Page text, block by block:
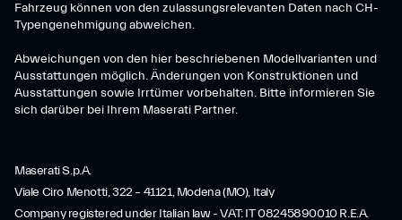
Fahrzeug können von den zulassungsrelevanten Daten nach CH-
Typengenehmigung abweichen.
Abweichungen von den hier beschriebenen Modellvarianten und
Ausstattungen möglich. Änderungen von Konstruktionen und
Ausstattungen sowie Irrtümer vorbehalten. Bitte informieren Sie
sich darüber bei Ihrem Maserati Partner.
Maserati S.p.A.
Viale Ciro Menotti, 322 – 41121, Modena (MO), Italy
Company registered under Italian law - VAT: IT 08245890010 R.E.A.